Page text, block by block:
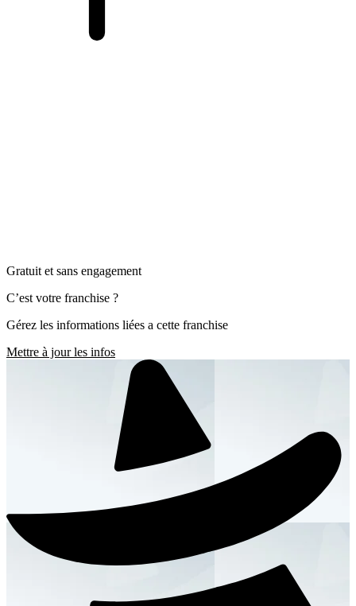
Gratuit et sans engagement
C’est votre franchise ?
Gérez les informations liées a cette franchise
Mettre à jour les infos